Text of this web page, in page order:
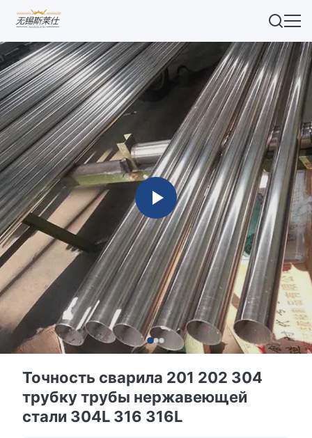
Точность сварила 201 202 304
трубку трубы нержавеющей
стали 304L 316 316L